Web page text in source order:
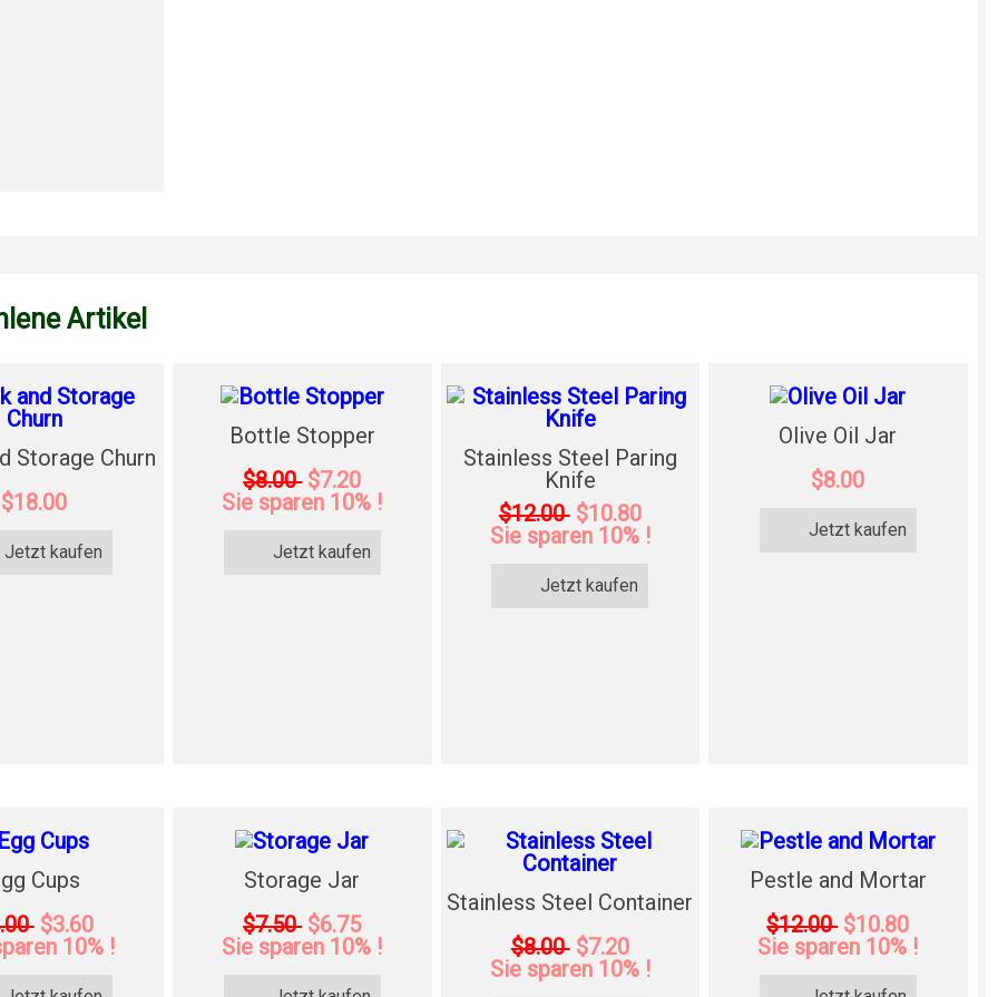
Artikel
Storage Churn
$18.00
Jetzt kaufen
Bottle Stopper
$8.00 $7.20
Sie sparen 10% !
Jetzt kaufen
Stainless Steel Paring
Knife
$12.00 $10.80
Sie sparen 10% !
Jetzt kaufen
Olive Oil Jar
$8.00
Jetzt kaufen
Cups
$3.60
10% !
Storage Jar
$7.50 $6.75
Sie sparen 10% !
Stainless Steel Container
$8.00 $7.20
Sie sparen 10% !
Pestle and Mortar
$12.00 $10.80
Sie sparen 10% !